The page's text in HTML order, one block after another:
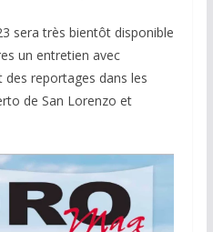
sera très bientôt disponible
un entretien avec
reportages dans les
de San Lorenzo et